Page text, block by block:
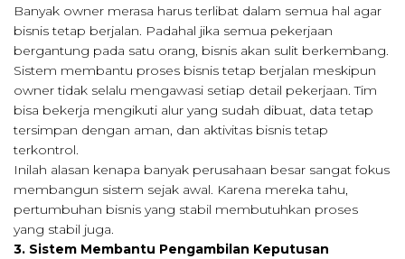
Banyak owner merasa harus terlibat dalam semua hal agar
bisnis tetap berjalan. Padahal jika semua pekerjaan
bergantung pada satu orang, bisnis akan sulit berkembang.
Sistem membantu proses bisnis tetap berjalan meskipun
owner tidak selalu mengawasi setiap detail pekerjaan. Tim
bisa bekerja mengikuti alur yang sudah dibuat, data tetap
tersimpan dengan aman, dan aktivitas bisnis tetap
terkontrol.
Inilah alasan kenapa banyak perusahaan besar sangat fokus
membangun sistem sejak awal. Karena mereka tahu,
pertumbuhan bisnis yang stabil membutuhkan proses
yang stabil juga.
3. Sistem Membantu Pengambilan Keputusan